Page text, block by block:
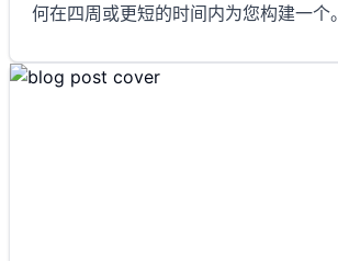
何在四周或更短的时间内为您构建一个。